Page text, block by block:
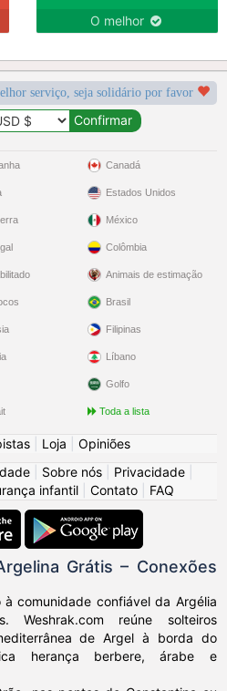
O melhor
serviço, seja solidário por favor
Canadá
Estados Unidos
México
Colômbia
Animais de estimação
Brasil
Filipinas
Líbano
Golfo
Toda a lista
Loja
Opiniões
Sobre nós Privacidade
infantil Contato FAQ
Grátis – Conexões
comunidade confiável da Argélia
Weshrak.com reúne solteiros
de Argel à borda do
herança berbere, árabe e